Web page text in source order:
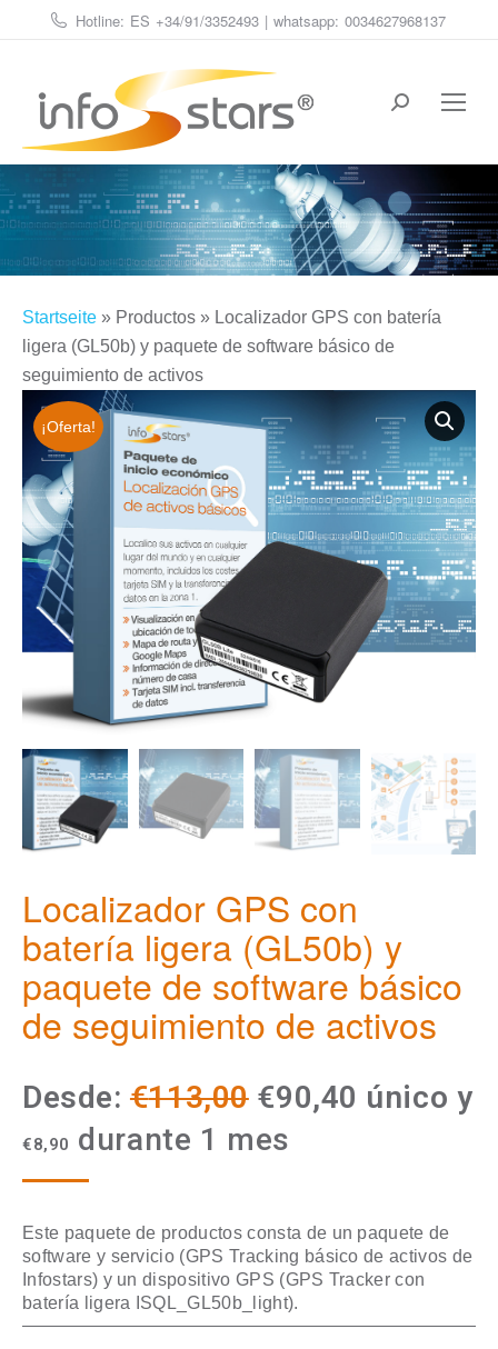
Hotline: ES +34/91/3352493 | whatsapp: 0034627968137
Buscar:
Estás aquí:
Startseite » Productos » Localizador GPS con batería
ligera (GL50b) y paquete de software básico de
seguimiento de activos
¡Oferta!
Localizador GPS con
batería ligera (GL50b) y
paquete de software básico
de seguimiento de activos
Desde: €113,00 El
precio
era:
€113,00.
€90,40 El
es:
€90,40.
único y
€8,90 durante 1 mes
Este paquete de productos consta de un paquete de
software y servicio (GPS Tracking básico de activos de
Infostars) y un dispositivo GPS (GPS Tracker con
batería ligera ISQL_GL50b_light).